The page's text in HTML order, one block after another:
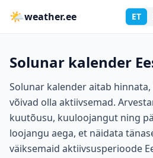
🌤weather.ee ET
Solunar kalender
Solunar kalender aitab
võivad olla aktiivsemad.
kuutõusu, kuuloojangut ning
loojangu aega, et näidata
väiksemaid aktiivsusperioode